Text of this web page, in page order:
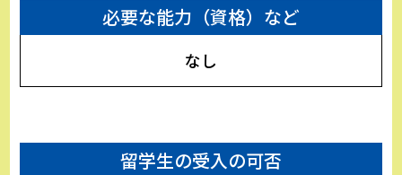
必要な能力（資格）など
なし
留学生の受入の可否